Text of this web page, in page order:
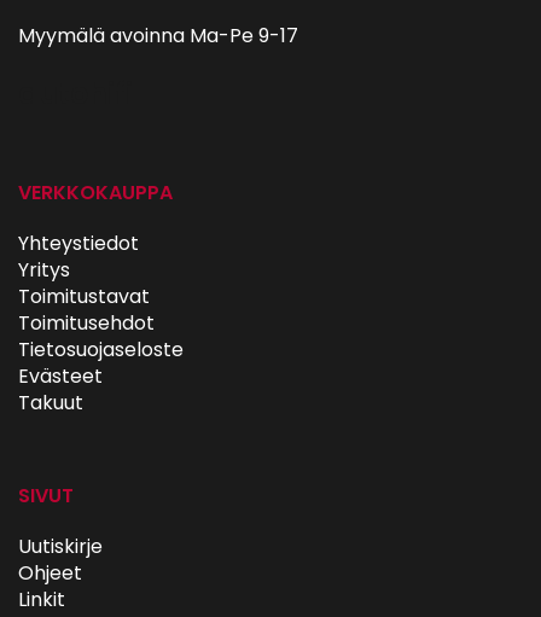
Myymälä avoinna Ma-Pe 9-17
VERKKOKAUPPA
Yhteystiedot
Yritys
Toimitustavat
Toimitusehdot
Tietosuojaseloste
Evästeet
Takuut
SIVUT
Uutiskirje
Ohjeet
Linkit